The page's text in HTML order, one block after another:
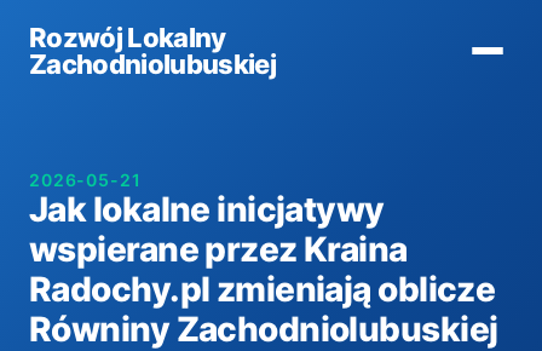
Rozwój Lokalny
Zachodniolubuskiej
2026-05-21
Jak lokalne inicjatywy
wspierane przez Kraina
Radochy.pl zmieniają oblicze
Równiny Zachodniolubuskiej